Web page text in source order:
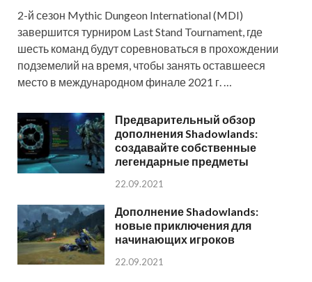
2-й сезон Mythic Dungeon International (MDI)
завершится турниром Last Stand Tournament, где
шесть команд будут соревноваться в прохождении
подземелий на время, чтобы занять оставшееся
место в международном финале 2021 г. …
Предварительный обзор
дополнения Shadowlands:
создавайте собственные
легендарные предметы
22.09.2021
Дополнение Shadowlands:
новые приключения для
начинающих игроков
22.09.2021